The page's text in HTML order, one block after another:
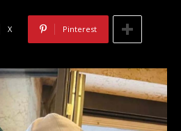
X Pinterest